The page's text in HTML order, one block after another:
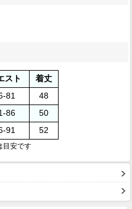
スト
着丈
81
48
86
50
91 52
目安です